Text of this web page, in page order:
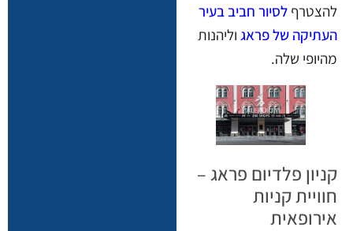
להצטרף לסיור חביב בעיר
העתיקה של פראג וליהנות
מהיופי שלה.
קניון פלדיום פראג –
חוויית קניות
אירופאית